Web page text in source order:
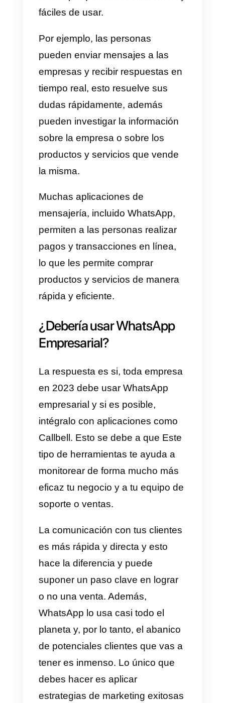
de archivos que puedes
La tabla que te compartiremos a
continuación resume las
y beneficios de utilizar apps de
mensajería como WhatsApp en
el sector empresarial, no
importa si eres empresa o
personas las apps de
mensajería para comprar y
adquirir servicios en
internet?
Las personas utilizan las
aplicaciones de mensajería
comprar y adquirir servicios en
línea, pero no solo eso, también
son utilizadas para leer noticias,
ver productos, hablar con
conocer personas he investigado
sobre todo tipo de cosas. Esto lo
hacen porque son convenientes
fáciles de usar.